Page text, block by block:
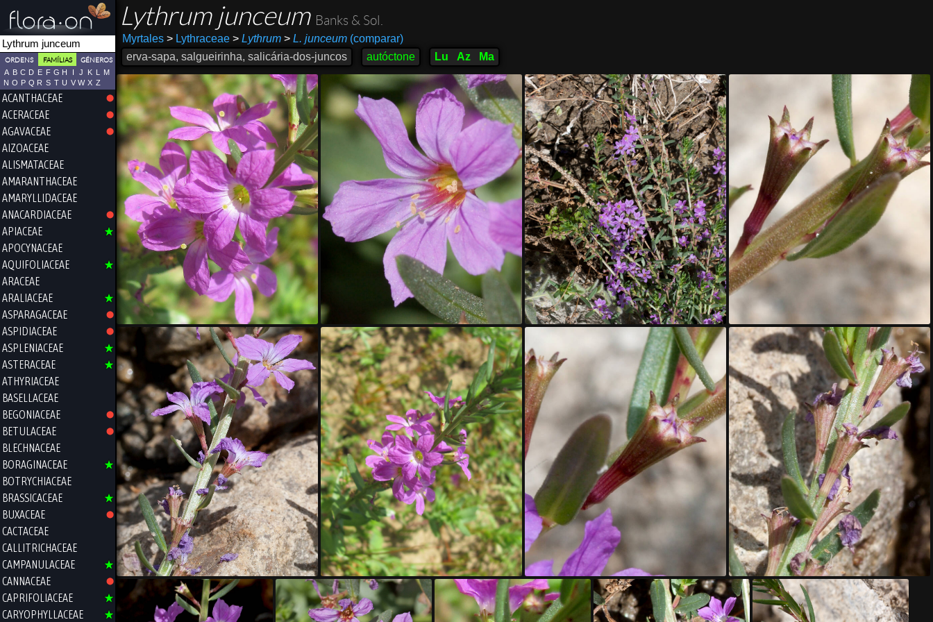
ORDENS FAMÍLIAS GÉNEROS
A B C D E F G H I J K L
M
N O P Q R S T U V W X Z
ACANTHACEAE
ACERACEAE
AGAVACEAE
AIZOACEAE
ALISMATACEAE
AMARANTHACEAE
AMARYLLIDACEAE
ANACARDIACEAE
APIACEAE
APOCYNACEAE
AQUIFOLIACEAE
ARACEAE
ARALIACEAE
ASPARAGACEAE
ASPIDIACEAE
ASPLENIACEAE
ASTERACEAE
ATHYRIACEAE
BASELLACEAE
BEGONIACEAE
BETULACEAE
BLECHNACEAE
BORAGINACEAE
BOTRYCHIACEAE
BRASSICACEAE
BUXACEAE
CACTACEAE
CALLITRICHACEAE
CAMPANULACEAE
CANNACEAE
CAPRIFOLIACEAE
CARYOPHYLLACEAE
Lythrum junceum Banks & Sol.
Myrtales >Lythraceae > Lythrum > L. junceum(comparar)
erva-sapa, salgueirinha, salicária-dos-juncos
autóctone Lu Az Ma